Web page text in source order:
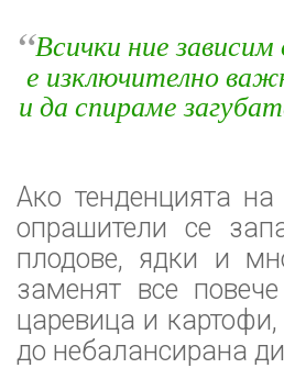
“Всички ние
е изключително
и да спираме
Ако тенденцията
опрашители се
плодове, ядки и
заменят все
царевица и
до небалансирана